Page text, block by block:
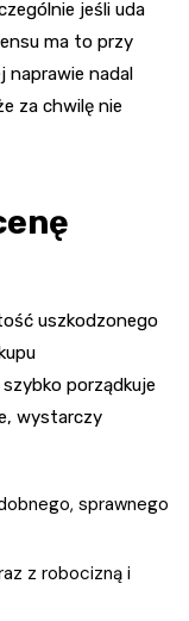
jeśli uda
ma to przy
naprawie nadal
za chwilę nie
uszkodzonego
porządkuje
wystarczy
sprawnego
z robocizną i